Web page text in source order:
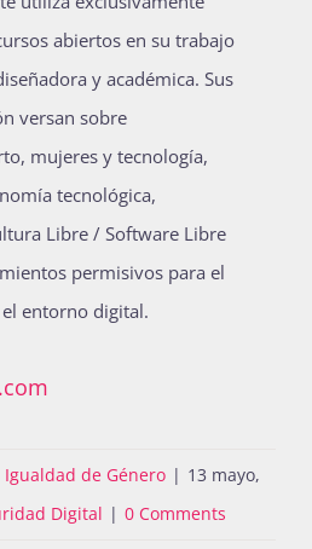
abiertos en su trabajo
y académica. Sus
versan sobre
mujeres y tecnología,
tecnológica,
Libre / Software Libre
permisivos para el
entorno digital.
de Género | 13 mayo,
Digital | 0 Comments